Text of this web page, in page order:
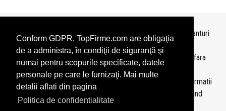
Conform GDPR, TopFirme.com are obligaţia
de a administra, în condiţii de siguranţă şi
numai pentru scopurile specificate, datele
personale pe care le furnizaţi. Mai multe
detalii aflati din pagina
Politica de confidentialitate
Topurile sunt realizate deTopFirme
pe baza ultimelor bilanturi
depuse si au scop informativ.
Este interzisa folosirea topurilor fara acordul TopFirme si fara
precizarea sursei.
Daca doriti sa achizitionati
topuri personalizate
sau informatii
despre agentii economici va rugam sa ne contactati folosind
sectiunea Contact